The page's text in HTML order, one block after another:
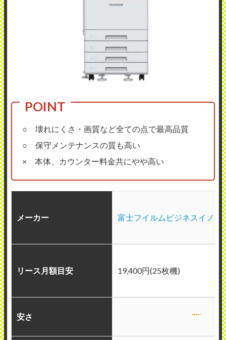
○ 壊れにくさ・画質など全ての点で最高品質
○ 保守メンテナンスの質も高い
× 本体、カウンター料金共にやや高い
メーカー 富士フイルムビジネスイノベ
リース月額目安 19,400円(25枚機)
安さ